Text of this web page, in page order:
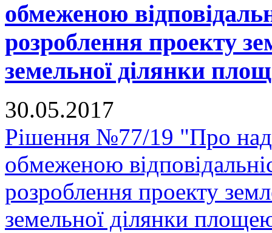
обмеженою
розроблення проекту
земельної ділянки
30.05.2017
Рішення №77/19 "Про
обмеженою
розроблення проекту
земельної ділянки